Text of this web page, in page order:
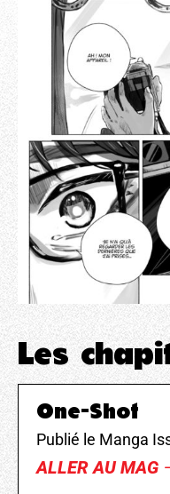
Les
One-Shot
Publié le Manga
ALLER AU MAG